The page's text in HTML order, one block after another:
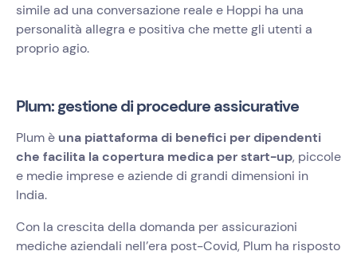
simile ad una conversazione reale e Hoppi ha una
personalità allegra e positiva che mette gli utenti a
proprio agio.
Plum: gestione di procedure assicurative
Plum è una piattaforma di benefici per dipendenti
che facilita la copertura medica per start-up, piccole
e medie imprese e aziende di grandi dimensioni in
India.
Con la crescita della domanda per assicurazioni
mediche aziendali nell’era post-Covid, Plum ha risposto